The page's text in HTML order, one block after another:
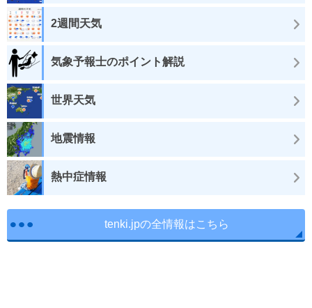
2週間天気
気象予報士のポイント解説
世界天気
地震情報
熱中症情報
tenki.jpの全情報はこちら